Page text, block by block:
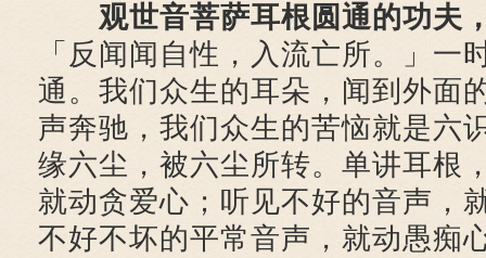
观世音菩萨耳根圆通的功夫
「反闻闻自性，入流亡所。」一
通。我们众生的耳朵，闻到外面
声奔驰，我们众生的苦恼就是六
缘六尘，被六尘所转。单讲耳根
就动贪爱心；听见不好的音声，
不好不坏的平常音声，就动愚痴